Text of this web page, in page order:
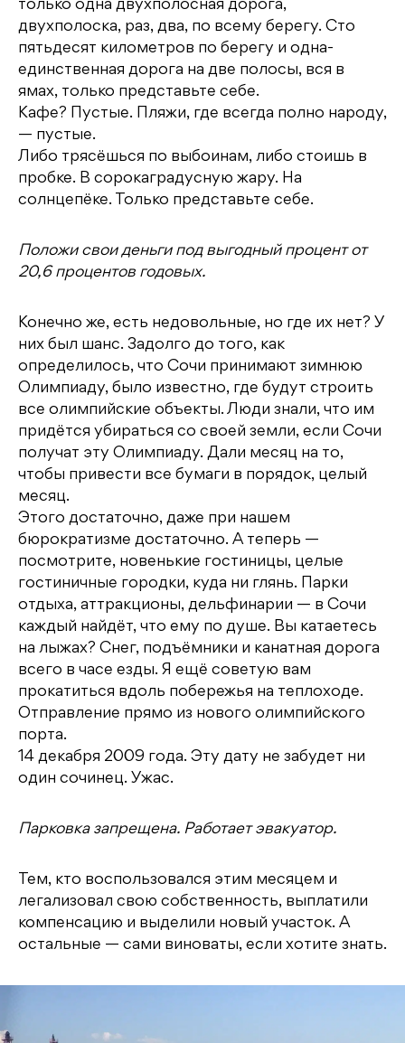
только одна двухполосная дорога,
двухполоска, раз, два, по всему берегу. Сто
пятьдесят километров по берегу и одна-
единственная дорога на две полосы, вся в
ямах, только представьте себе.
Кафе? Пустые. Пляжи, где всегда полно народу,
— пустые.
Либо трясёшься по выбоинам, либо стоишь в
пробке. В сорокаградусную жару. На
солнцепёке. Только представьте себе.
Положи свои деньги под выгодный процент от
20,6 процентов годовых.
Конечно же, есть недовольные, но где их нет? У
них был шанс. Задолго до того, как
определилось, что Сочи принимают зимнюю
Олимпиаду, было известно, где будут строить
все олимпийские объекты. Люди знали, что им
придётся убираться со своей земли, если Сочи
получат эту Олимпиаду. Дали месяц на то,
чтобы привести все бумаги в порядок, целый
месяц.
Этого достаточно, даже при нашем
бюрократизме достаточно. А теперь —
посмотрите, новенькие гостиницы, целые
гостиничные городки, куда ни глянь. Парки
отдыха, аттракционы, дельфинарии — в Сочи
каждый найдёт, что ему по душе. Вы катаетесь
на лыжах? Снег, подъёмники и канатная дорога
всего в часе езды. Я ещё советую вам
прокатиться вдоль побережья на теплоходе.
Отправление прямо из нового олимпийского
порта.
14 декабря 2009 года. Эту дату не забудет ни
один сочинец. Ужас.
Парковка запрещена. Работает эвакуатор.
Тем, кто воспользовался этим месяцем и
легализовал свою собственность, выплатили
компенсацию и выделили новый участок. А
остальные — сами виноваты, если хотите знать.